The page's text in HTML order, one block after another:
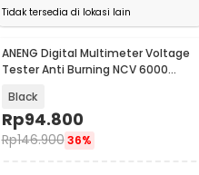
Tidak tersedia di lokasi lain
Baru
ANENG Digital Multimeter Voltage
Tester Anti Burning NCV 6000
Black
Rp94.800
Rp146.900 36%